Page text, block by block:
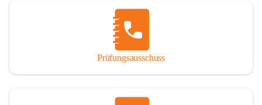
Prüfungsausschuss